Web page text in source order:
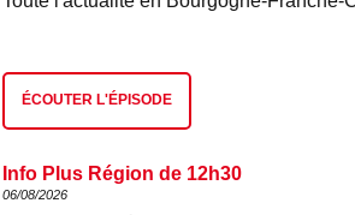
ÉCOUTER L'ÉPISODE
Info Plus Région de 12h30
06/08/2026